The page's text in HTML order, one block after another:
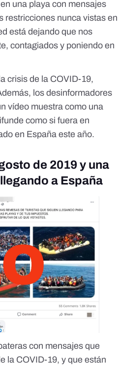
una playa con mensajes
restricciones nunca vistas en
está dejando que nos
contagiados y poniendo en
crisis de la COVID-19,
los desinformadores
vídeo muestra como una
como si fuera en
en España este año.
de 2019 y una
a España
con mensajes que
la COVID-19, y que están